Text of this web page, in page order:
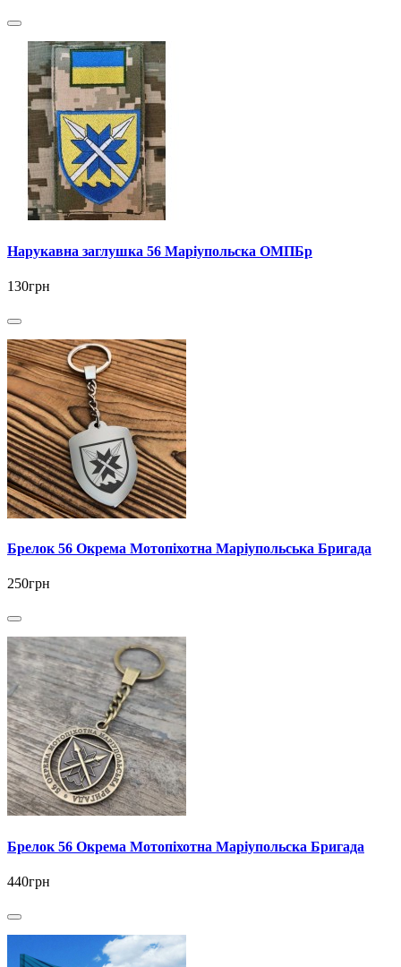
Нарукавна заглушка 56 Маріупольска ОМПБр
130грн
Брелок 56 Окрема Мотопіхотна Маріупольська Бригада
250грн
Брелок 56 Окрема Мотопіхотна Маріупольска Бригада
440грн